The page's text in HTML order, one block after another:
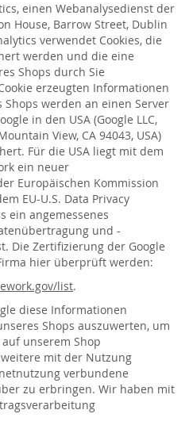
einen Webanalysedienst der
House, Barrow Street, Dublin
verwendet Cookies, die
werden und die eine
Shops durch Sie
erzeugten Informationen
werden an einen Server
in den USA (Google LLC,
View, CA 94043, USA)
Für die USA liegt mit dem
ein neuer
Europäischen Kommission
EU-U.S. Data Privacy
ein angemessenes
und -
Die Zertifizierung der Google
hier überprüft werden:
list.
diese Informationen
Shops auszuwerten, um
unserem Shop
mit der Nutzung
verbundene
zu erbringen. Wir haben mit